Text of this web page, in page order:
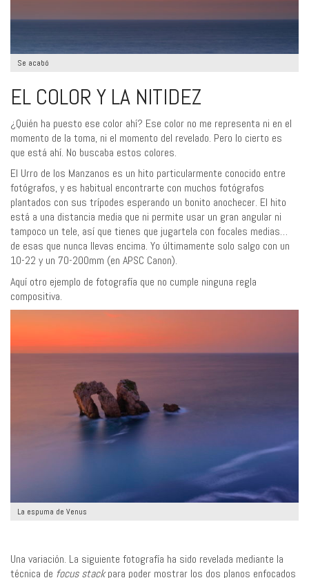
Se acabó
EL COLOR Y LA NITIDEZ
¿Quién ha puesto ese color ahí? Ese color no me representa ni en el
momento de la toma, ni el momento del revelado. Pero lo cierto es
que está ahí. No buscaba estos colores.
El Urro de los Manzanos es un hito particularmente conocido entre
fotógrafos, y es habitual encontrarte con muchos fotógrafos
plantados con sus trípodes esperando un bonito anochecer. El hito
está a una distancia media que ni permite usar un gran angular ni
tampoco un tele, así que tienes que jugartela con focales medias…
de esas que nunca llevas encima. Yo últimamente solo salgo con un
10-22 y un 70-200mm (en APSC Canon).
Aquí otro ejemplo de fotografía que no cumple ninguna regla
compositiva.
La espuma de Venus
Una variación. La siguiente fotografía ha sido revelada mediante la
técnica de focus stackpara poder mostrar los dos planos enfocados